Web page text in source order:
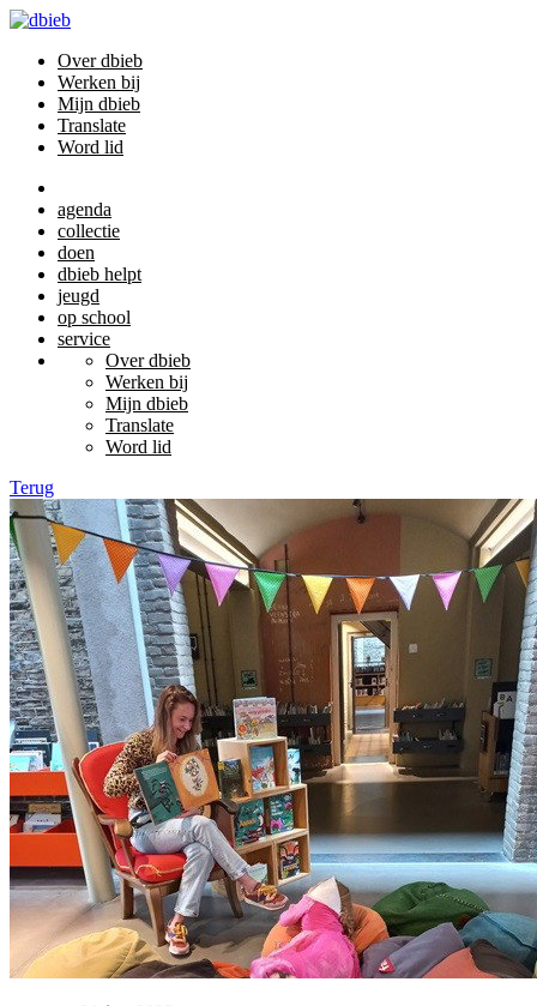
Over dbieb
Werken bij
Mijn dbieb
Translate
Word lid
agenda
collectie
doen
dbieb helpt
jeugd
op school
service
Over dbieb
Werken bij
Mijn dbieb
Translate
Word lid
Terug